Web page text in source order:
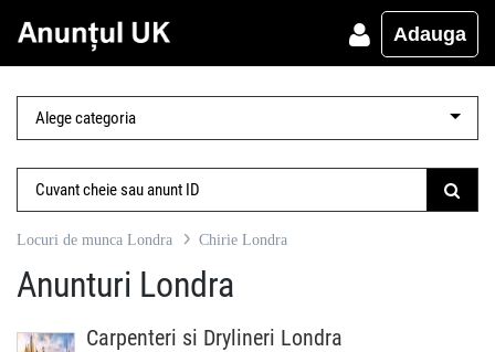
Adauga
Locuri de munca Londra Chirie Londra
Anunturi Londra
Carpenteri si Drylineri Londra